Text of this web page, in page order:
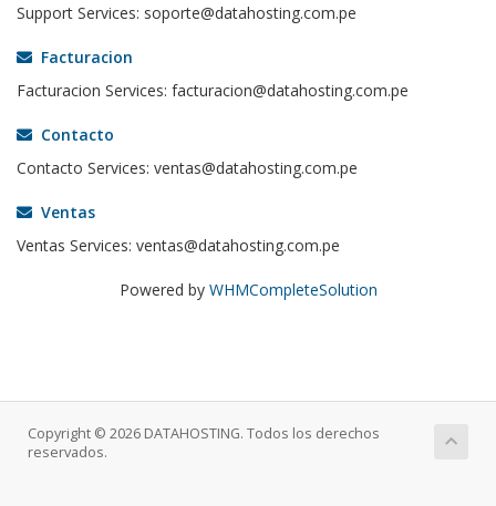
Support Services: soporte@datahosting.com.pe
Facturacion
Facturacion Services: facturacion@datahosting.com.pe
Contacto
Contacto Services: ventas@datahosting.com.pe
Ventas
Ventas Services: ventas@datahosting.com.pe
Powered by WHMCompleteSolution
Copyright © 2026 DATAHOSTING. Todos los derechos
reservados.